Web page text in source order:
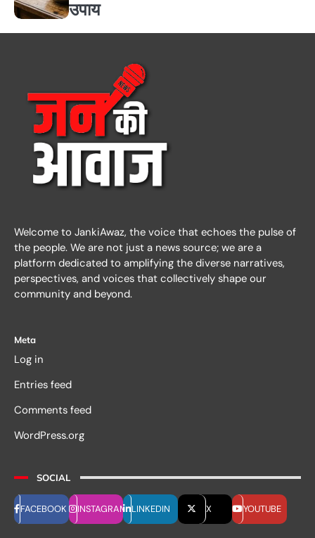
उपाय
Welcome to JankiAwaz, the voice that echoes the pulse of
the people. We are not just a news source; we are a
platform dedicated to amplifying the diverse narratives,
perspectives, and voices that collectively shape our
community and beyond.
Meta
Log in
Entries feed
Comments feed
WordPress.org
SOCIAL
FACEBOOK INSTAGRAM LINKEDIN X YOUTUBE